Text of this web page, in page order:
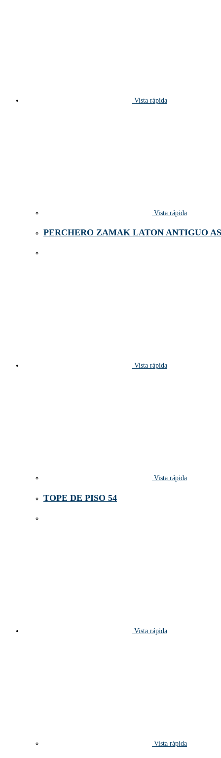
Vista rápida
Vista rápida
PERCHERO ZAMAK LATON ANTIGUO
Vista rápida
Vista rápida
TOPE DE PISO 54
Vista rápida
Vista rápida